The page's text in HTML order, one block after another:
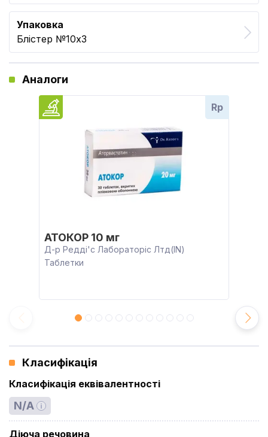
Упаковка
Блістер №10x3
Аналоги
Rp
АТОКОР 10 мг
Д-р Редді'с Лабораторіс Лтд(IN)
Таблетки
Класифікація
Класифікація еквівалентності
N/A
Діюча речовина